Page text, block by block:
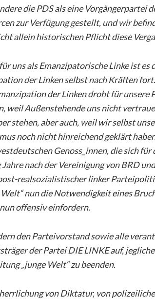
die PDS als eine Vorgängerpartei
zur Verfügung gestellt, und wir
allein historischen Pflicht diese
uns als Emanzipatorische Linke ist es
der Linken selbst nach Kräften
der Linken droht für unsere
weil Außenstehende uns nicht
stehen, aber auch, weil wir selbst
noch nicht hinreichend geklärt
Genoss_innen, die sich für
nach der Vereinigung von BRD
realsozialistischer linker
nun die Notwendigkeit eines
offensiv einfordern.
den Parteivorstand sowie alle
der Partei DIE LINKE auf,
„junge Welt“ zu beenden.
von Diktatur, von